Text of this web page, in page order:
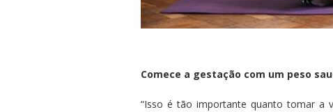
Comece a gestação com um peso
“Isso é tão importante quanto tomar a